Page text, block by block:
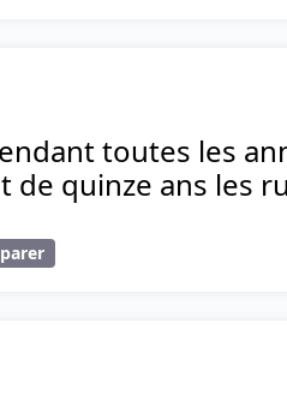
toutes les
de quinze ans les